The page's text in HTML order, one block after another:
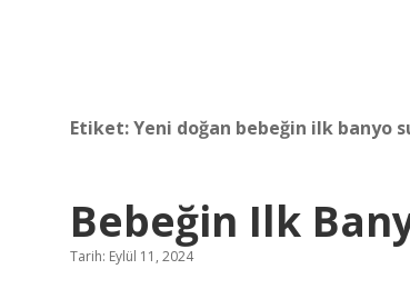
Etiket:Yeni doğan bebeğin ilk banyo
Bebeğin Ilk
Tarih: Eylül 11, 2024